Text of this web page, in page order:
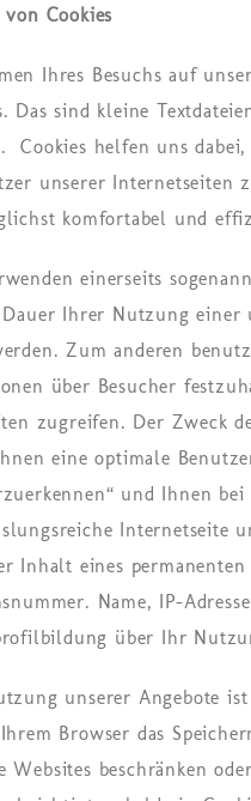
von Coo­kies
Ihres Besuchs auf
Das sind kleine
Coo­kies hel­fen uns
un­se­rer In­ter­net­sei­ten
kom­for­ta­bel und
ei­ner­seits
Ihrer Nut­zung einer
Zum an­de­ren
über Be­su­cher
zu­grei­fen. Der Zweck
eine op­ti­ma­le
und Ihnen
In­ter­net­sei­te
In­halt eines
Name, IP-
über Ihr
un­se­rer An­ge­bo­te
Brow­ser das
Web­sites be­schrän­ken